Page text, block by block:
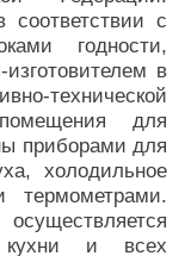
с
годности,
в
технической
для
приборами для
холодильное
термометрами.
кухни и всех